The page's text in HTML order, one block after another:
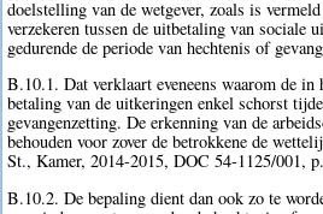
doelstelling van de wetgever, zoals is
verzekeren tussen de uitbetaling van sociale
gedurende de periode van hechtenis of
B.10.1. Dat verklaart eveneens waarom de in
betaling van de uitkeringen enkel schorst
gevangenzetting. De erkenning van de
behouden voor zover de betrokkene de
St., Kamer, 2014-2015, DOC 54-1125/001,
B.10.2. De bepaling dient dan ook zo te